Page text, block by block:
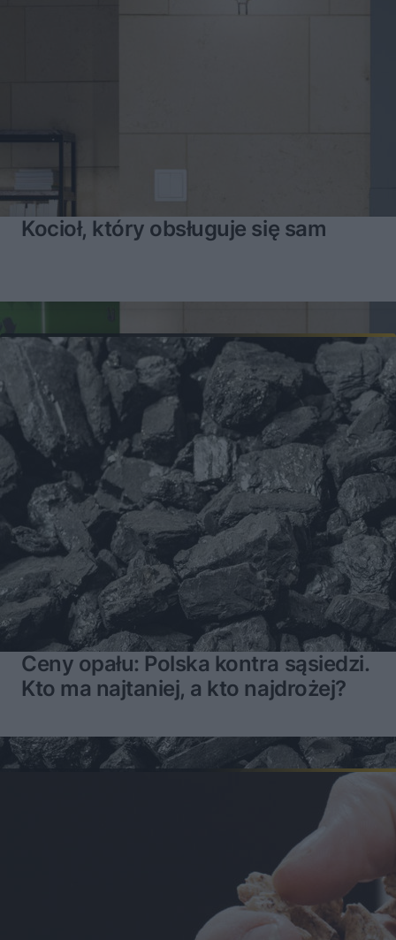
Kocioł, który obsługuje się sam
Ceny opału: Polska kontra sąsiedzi.
Kto ma najtaniej, a kto najdrożej?